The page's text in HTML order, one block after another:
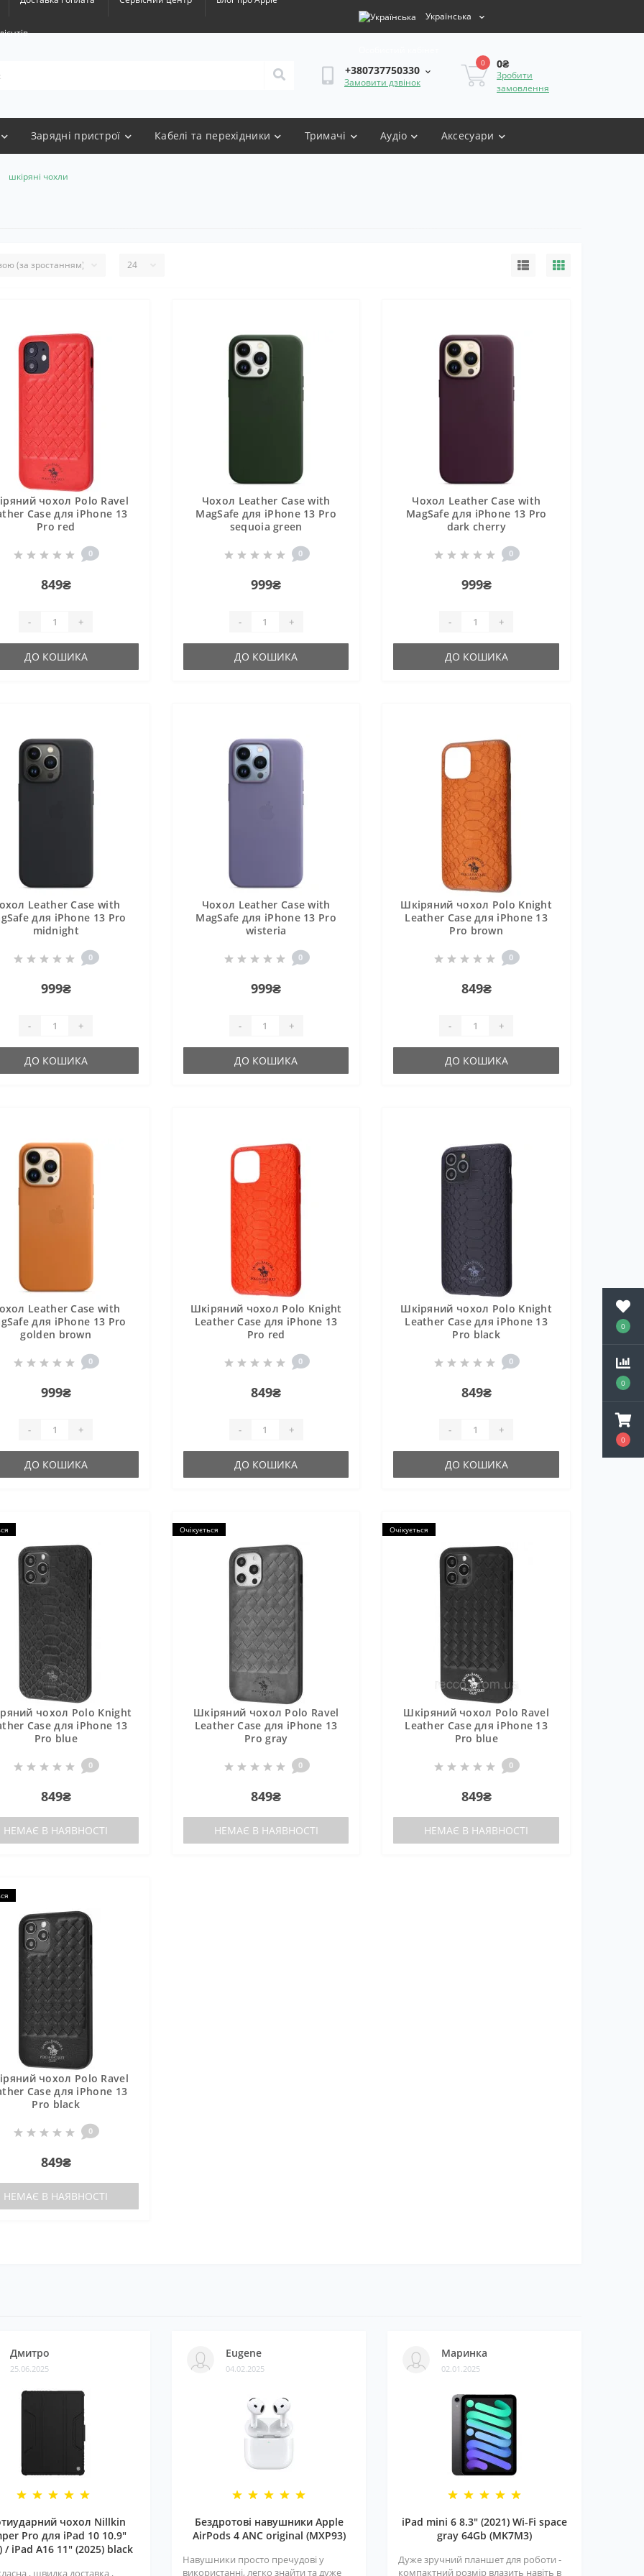
0
0
0
Українська
+380737750330
Замовити дзвінок
0 0₴
Зробити
замовлення
Зарядні пристрої Кабелі та перехідники Тримачі Аудіо Аксесуари
шкіряні чохли
чохол Polo Ravel
Case для iPhone 13
Pro red
0
849₴
- +
ДО КОШИКА
Чохол Leather Case with
MagSafe для iPhone 13 Pro
sequoia green
0
999₴
- +
ДО КОШИКА
Чохол Leather Case with
MagSafe для iPhone 13 Pro
dark cherry
0
999₴
- +
ДО КОШИКА
Leather Case with
для iPhone 13 Pro
midnight
0
999₴
- +
ДО КОШИКА
Чохол Leather Case with
MagSafe для iPhone 13 Pro
wisteria
0
999₴
- +
ДО КОШИКА
Шкіряний чохол Polo Knight
Leather Case для iPhone 13
Pro brown
0
849₴
- +
ДО КОШИКА
Leather Case with
для iPhone 13 Pro
golden brown
0
999₴
- +
ДО КОШИКА
Шкіряний чохол Polo Knight
Leather Case для iPhone 13
Pro red
0
849₴
- +
ДО КОШИКА
Шкіряний чохол Polo Knight
Leather Case для iPhone 13
Pro black
0
849₴
- +
ДО КОШИКА
чохол Polo Knight
Case для iPhone 13
Pro blue
0
849₴
НЕМАЄ В НАЯВНОСТІ
Очікується
Шкіряний чохол Polo Ravel
Leather Case для iPhone 13
Pro gray
0
849₴
НЕМАЄ В НАЯВНОСТІ
Очікується
Шкіряний чохол Polo Ravel
Leather Case для iPhone 13
Pro blue
0
849₴
НЕМАЄ В НАЯВНОСТІ
чохол Polo Ravel
Case для iPhone 13
Pro black
0
849₴
НЕМАЄ В НАЯВНОСТІ
Дмитро
25.06.2025
чохол Nillkin
Pro для iPad 10 10.9"
/ iPad A16 11" (2025) black
, швидка доставка ,
Eugene
04.02.2025
Бездротові навушники Apple
AirPods 4 ANC original (MXP93)
Навушники просто пречудові у
використанні, легко знайти та дуже
Маринка
02.01.2025
iPad mini 6 8.3" (2021) Wi-Fi space
gray 64Gb (MK7M3)
Дуже зручний планшет для роботи -
компактний розмір влазить навіть в